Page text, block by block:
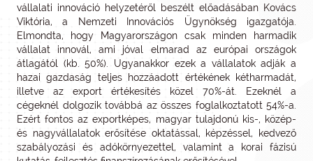
vállalati innováció helyzetéről beszélt előadásában Kovács
Viktória, a Nemzeti Innovációs Ügynökség igazgatója.
Elmondta, hogy Magyarországon csak minden harmadik
vállalat innovál, ami jóval elmarad az európai országok
átlagától (kb. 50%). Ugyanakkor ezek a vállalatok adják a
hazai gazdaság teljes hozzáadott értékének kétharmadát,
illetve az export értékesítés közel 70%-át. Ezeknél a
cégeknél dolgozik továbbá az összes foglalkoztatott 54%-a.
Ezért fontos az exportképes, magyar tulajdonú kis-, közép-
és nagyvállalatok erősítése oktatással, képzéssel, kedvező
szabályozási és adókörnyezettel, valamint a korai fázisú